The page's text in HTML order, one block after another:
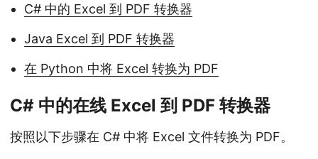
C# 中的 Excel 到 PDF 转换器
Java Excel 到 PDF 转换器
在 Python 中将 Excel 转换为 PDF
C# 中的在线 Excel 到 PDF 转换器
按照以下步骤在 C# 中将 Excel 文件转换为 PDF。